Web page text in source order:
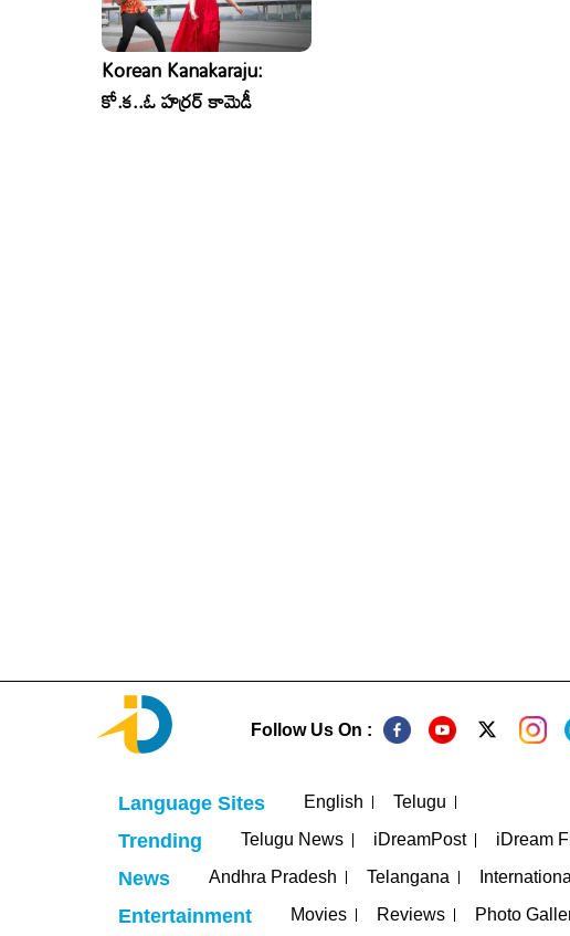
Korean Kanakaraju:
కో.క..ఓ హర్రర్ కామెడీ
Follow Us On :
Language Sites English Telugu
Trending Telugu News iDreamPost iDream
News Andhra Pradesh Telangana International
Entertainment Movies Reviews Photo